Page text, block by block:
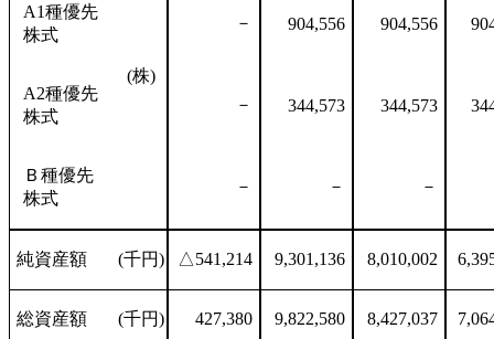
(株)
A1種優先
株式
－ 904,556 904,556
A2種優先
株式
－ 344,573 344,573
Ｂ種優先
株式
－ － －
純資産額 (千円) △541,214 9,301,136 8,010,002
総資産額 (千円) 427,380 9,822,580 8,427,037